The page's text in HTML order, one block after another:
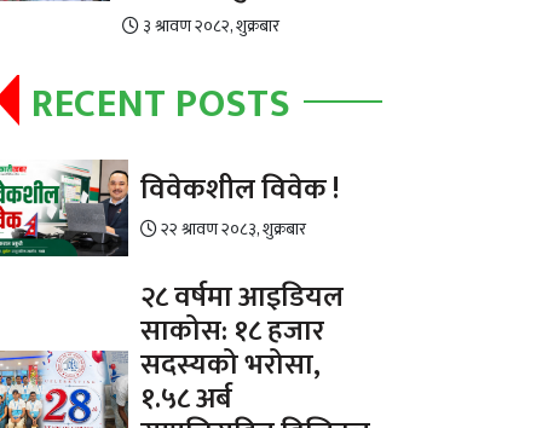
३ श्रावण २०८२, शुक्रबार
RECENT POSTS
विवेकशील विवेक !
२२ श्रावण २०८३, शुक्रबार
२८ वर्षमा आइडियल
साकोस: १८ हजार
सदस्यको भरोसा,
१.५८ अर्ब